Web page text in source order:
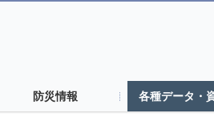
防災情報 各種データ・